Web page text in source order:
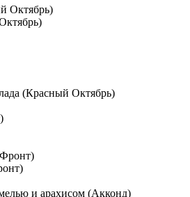
(Красный Октябрь)